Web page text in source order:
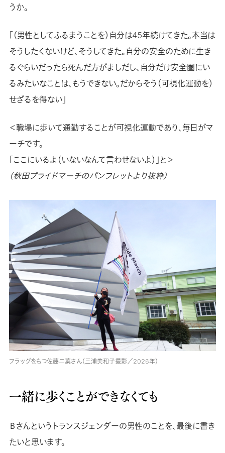
うか。
「（男性としてふるまうことを）自分は45年続けてきた。本当は
そうしたくないけど、そうしてきた。自分の安全のために生き
るぐらいだったら死んだ方がましだし、自分だけ安全圏にい
るみたいなことは、もうできない。だからそう（可視化運動を）
せざるを得ない」
＜職場に歩いて通勤することが可視化運動であり、毎日がマ
ーチです。
「ここにいるよ（いないなんて言わせないよ）」と＞
（秋田プライドマーチのパンフレットより抜粋）
フラッグをもつ佐藤二葉さん（三浦美和子撮影／2026年）
一緒に歩くことができなくても
Ｂさんというトランスジェンダーの男性のことを、最後に書き
たいと思います。